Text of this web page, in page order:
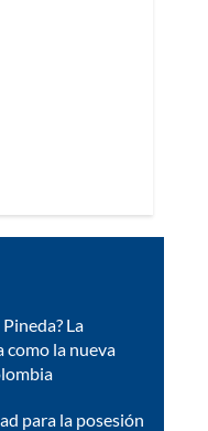
La
como la nueva
para la posesión